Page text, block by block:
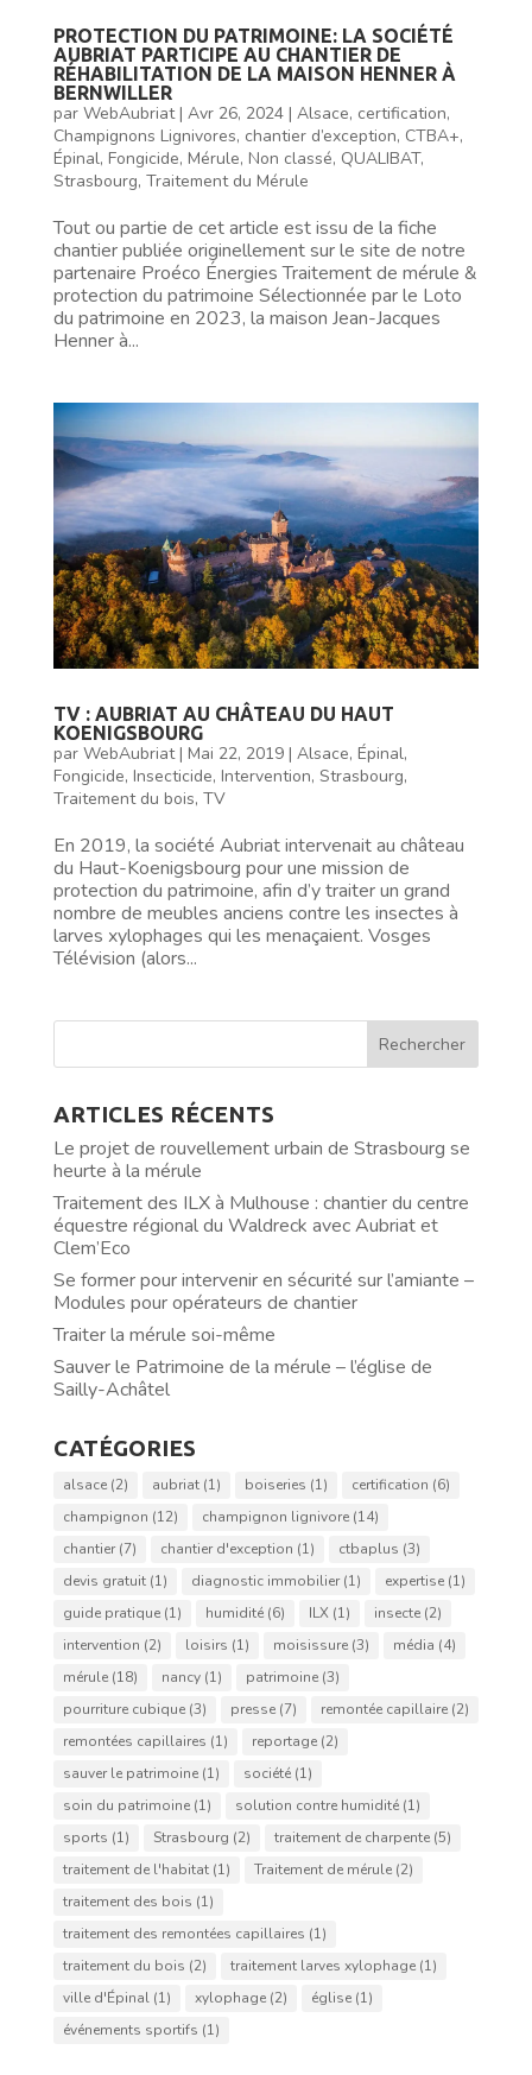
PROTECTION DU PATRIMOINE: LA SOCIÉTÉ
AUBRIAT PARTICIPE AU CHANTIER DE
RÉHABILITATION DE LA MAISON HENNER À
BERNWILLER
par WebAubriat| Avr 26, 2024| Alsace, certification,
Champignons Lignivores, chantier d’exception, CTBA+,
Épinal, Fongicide, Mérule, Non classé, QUALIBAT,
Strasbourg, Traitement du Mérule
Tout ou partie de cet article est issu de la fiche
chantier publiée originellement sur le site de notre
partenaire Proéco Énergies Traitement de mérule &
protection du patrimoine Sélectionnée par le Loto
du patrimoine en 2023, la maison Jean-Jacques
Henner à...
TV : AUBRIAT AU CHÂTEAU DU HAUT
KOENIGSBOURG
par WebAubriat| Mai 22, 2019| Alsace, Épinal,
Fongicide, Insecticide, Intervention, Strasbourg,
Traitement du bois, TV
En 2019, la société Aubriat intervenait au château
du Haut-Koenigsbourg pour une mission de
protection du patrimoine, afin d’y traiter un grand
nombre de meubles anciens contre les insectes à
larves xylophages qui les menaçaient. Vosges
Télévision (alors...
ARTICLES RÉCENTS
Le projet de rouvellement urbain de Strasbourg se
heurte à la mérule
Traitement des ILX à Mulhouse : chantier du centre
équestre régional du Waldreck avec Aubriat et
Clem’Eco
Se former pour intervenir en sécurité sur l’amiante –
Modules pour opérateurs de chantier
Traiter la mérule soi-même
Sauver le Patrimoine de la mérule – l’église de
Sailly-Achâtel
CATÉGORIES
alsace(2) aubriat(1) boiseries (1) certification (6)
champignon (12) champignon lignivore(14)
chantier(7) chantier d'exception (1) ctbaplus (3)
devis gratuit(1) diagnostic immobilier(1) expertise(1)
guide pratique(1) humidité(6) ILX(1) insecte(2)
intervention (2) loisirs (1) moisissure(3) média (4)
mérule(18) nancy(1) patrimoine(3)
pourriture cubique(3) presse(7) remontée capillaire(2)
remontées capillaires (1) reportage(2)
sauver le patrimoine(1) société(1)
soin du patrimoine(1) solution contre humidité(1)
sports (1) Strasbourg (2) traitement de charpente(5)
traitement de l'habitat(1) Traitement de mérule(2)
traitement des bois (1)
traitement des remontées capillaires (1)
traitement du bois (2) traitement larves xylophage(1)
ville d'Épinal(1) xylophage(2) église(1)
événements sportifs (1)